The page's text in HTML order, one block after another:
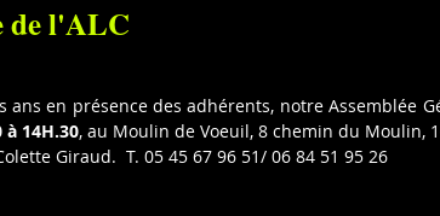
de l'ALC
ans en présence des adhérents, notre Assemblée
à 14H.30, au Moulin de Voeuil, 8 chemin du Moulin,
Giraud.  T. 05 45 67 96 51/ 06 84 51 95 26